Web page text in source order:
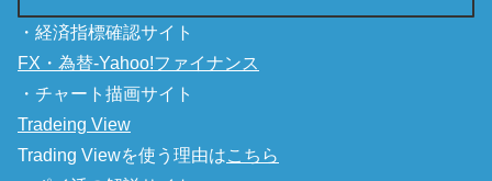
・経済指標確認サイト
FX・為替-Yahoo!ファイナンス
・チャート描画サイト
Tradeing View
Trading Viewを使う理由はこちら